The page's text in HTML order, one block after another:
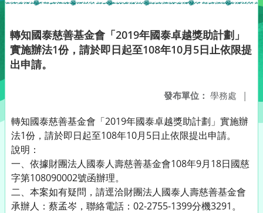
轉知國泰慈善基金會「2019年國泰卓越獎助計劃」
實施辦法1份，請於即日起至108年10月5日止依限提
出申請。
發布單位： 學務處 |
轉知國泰慈善基金會「2019年國泰卓越獎助計劃」實施辦
法1份，請於即日起至108年10月5日止依限提出申請。
說明：
一、依據財團法人國泰人壽慈善基金會108年9月18日國慈
字第108090002號函辦理。
二、本案如有疑問，請逕洽財團法人國泰人壽慈善基金會
承辦人：蔡孟岑，聯絡電話：02-2755-1399分機3291。